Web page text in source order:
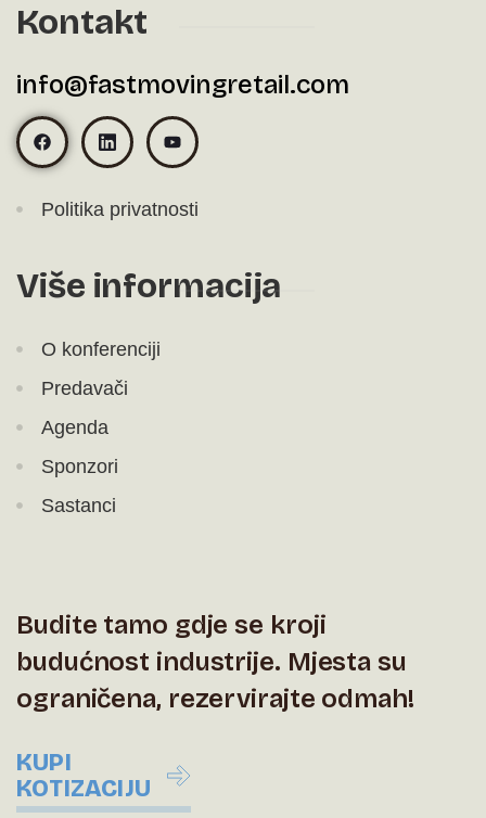
Kontakt
info@fastmovingretail.com
Politika privatnosti
Više informacija
O konferenciji
Predavači
Agenda
Sponzori
Sastanci
Budite tamo gdje se kroji
budućnost industrije. Mjesta su
ograničena, rezervirajte odmah!
KUPI
KOTIZACIJU